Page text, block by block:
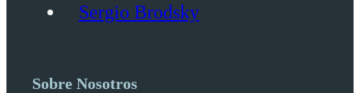
Sergio Brodsky
Sobre Nosotros